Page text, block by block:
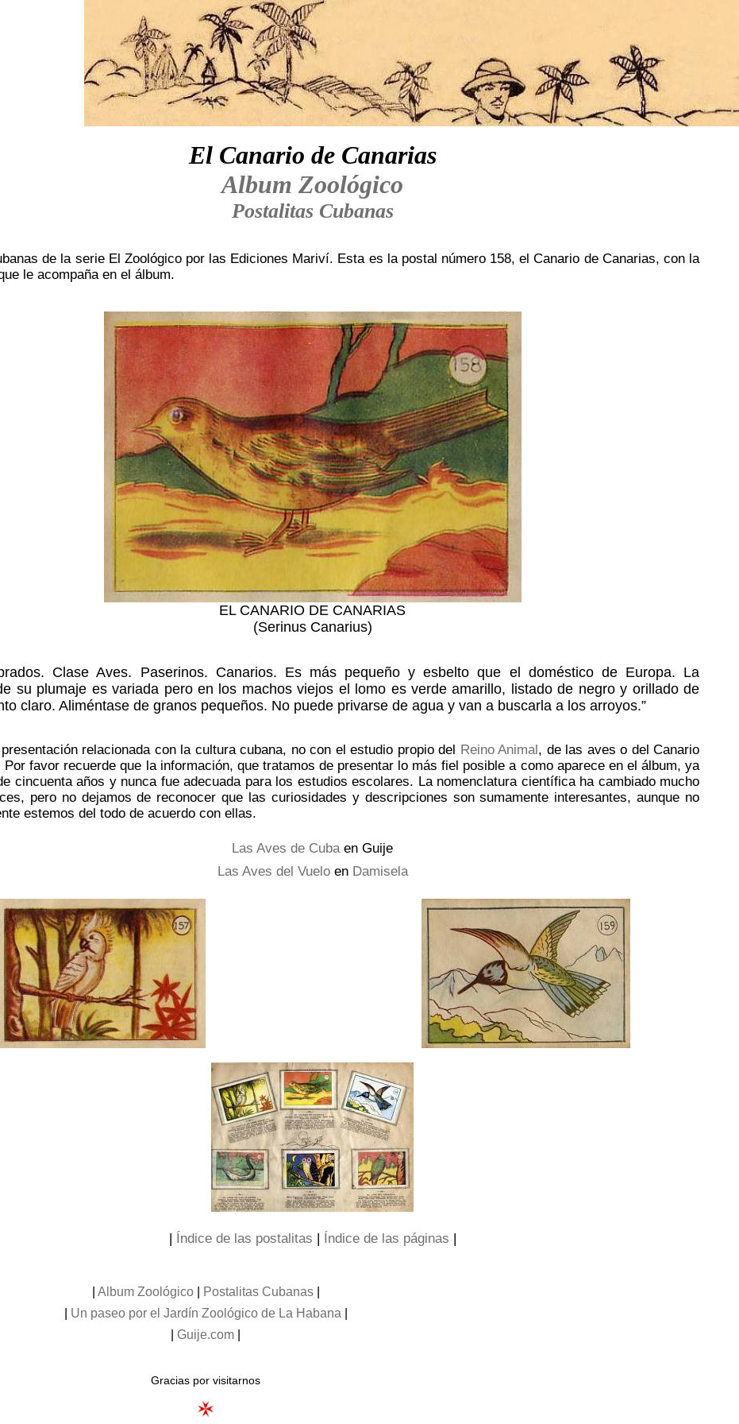
El Canario de Canarias
Album Zoológico
Postalitas Cubanas
de la serie El Zoológico por las Ediciones Mariví. Esta es la postal número 158, el Canario de Canarias, con la
le acompaña en el álbum.
EL CANARIO DE CANARIAS
(Serinus Canarius)
Clase Aves. Paserinos. Canarios. Es más pequeño y esbelto que el doméstico de Europa. La
su plumaje es variada pero en los machos viejos el lomo es verde amarillo, listado de negro y orillado de
claro. Aliméntase de granos pequeños. No puede privarse de agua y van a buscarla a los arroyos.”
relacionada con la cultura cubana, no con el estudio propio del Reino Animal, de las aves o del Canario
Por favor recuerde que la información, que tratamos de presentar lo más fiel posible a como aparece en el álbum, ya
cincuenta años y nunca fue adecuada para los estudios escolares. La nomenclatura científica ha cambiado mucho
pero no dejamos de reconocer que las curiosidades y descripciones son sumamente interesantes, aunque no
estemos del todo de acuerdo con ellas.
Las Aves de Cubaen Guije
Las Aves del Vueloen Damisela
| Índice de las postalitas | Índice de las páginas |
Album Zoológico| Postalitas Cubanas|
Un paseo por el Jardín Zoológico de La Habana
Guije.com
Gracias por visitarnos